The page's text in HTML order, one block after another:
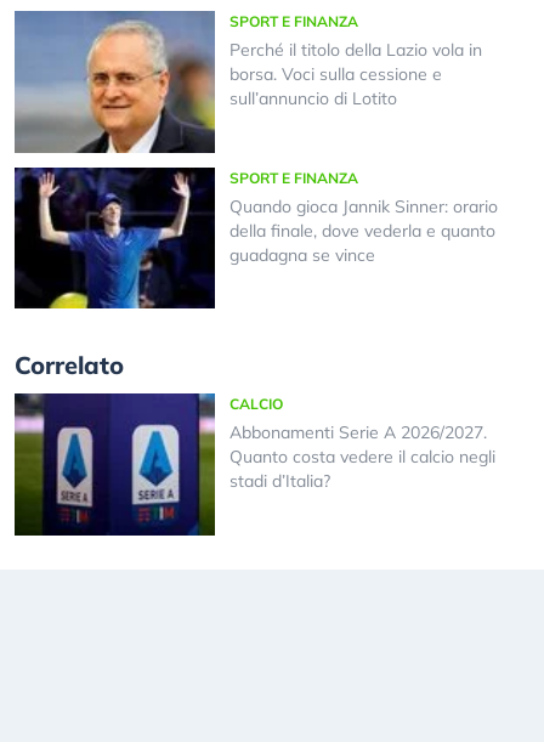
SPORT E FINANZA
Perché il titolo della Lazio vola in
borsa. Voci sulla cessione e
sull’annuncio di Lotito
SPORT E FINANZA
Quando gioca Jannik Sinner: orario
della finale, dove vederla e quanto
guadagna se vince
Correlato
CALCIO
Abbonamenti Serie A 2026/2027.
Quanto costa vedere il calcio negli
stadi d’Italia?